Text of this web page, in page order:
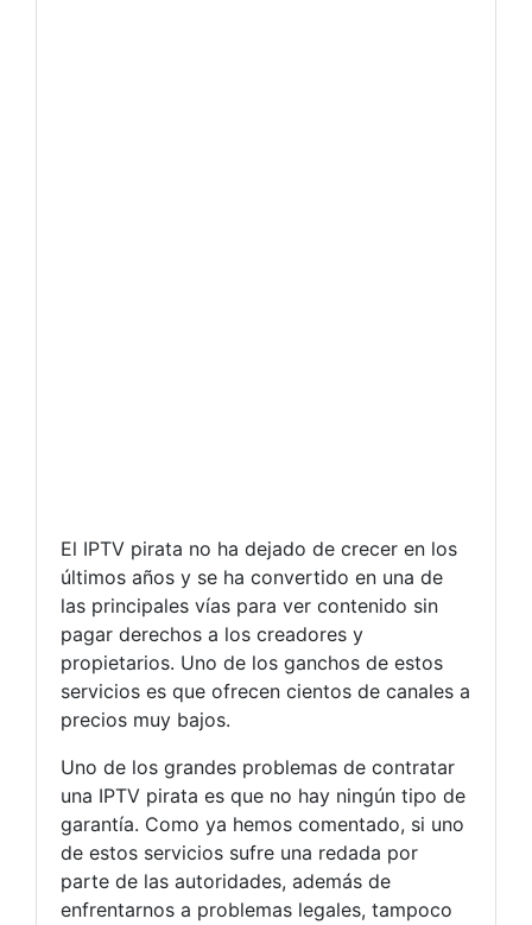
El IPTV pirata no ha dejado de crecer en los
últimos años y se ha convertido en una de
las principales vías para ver contenido sin
pagar derechos a los creadores y
propietarios. Uno de los ganchos de estos
servicios es que ofrecen cientos de canales a
precios muy bajos.
Uno de los grandes problemas de contratar
una IPTV pirata es que no hay ningún tipo de
garantía. Como ya hemos comentado, si uno
de estos servicios sufre una redada por
parte de las autoridades, además de
enfrentarnos a problemas legales, tampoco